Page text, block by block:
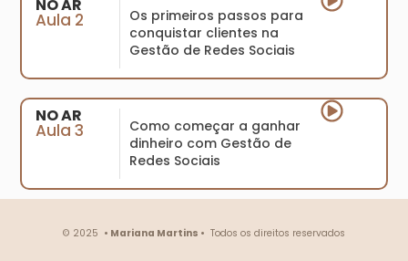
NO AR
Aula 2
Os primeiros passos para
conquistar clientes na
Gestão de Redes Sociais
NO AR
Aula 3
Como começar a ganhar
dinheiro com Gestão de
Redes Sociais
© 2025 • Mariana Martins • Todos os direitos reservados